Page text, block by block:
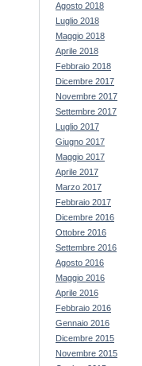
Agosto 2018
Luglio 2018
Maggio 2018
Aprile 2018
Febbraio 2018
Dicembre 2017
Novembre 2017
Settembre 2017
Luglio 2017
Giugno 2017
Maggio 2017
Aprile 2017
Marzo 2017
Febbraio 2017
Dicembre 2016
Ottobre 2016
Settembre 2016
Agosto 2016
Maggio 2016
Aprile 2016
Febbraio 2016
Gennaio 2016
Dicembre 2015
Novembre 2015